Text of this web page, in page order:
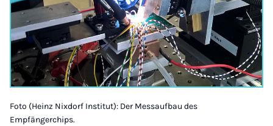
Foto (Heinz Nixdorf Institut): Der Messaufbau des
Empfängerchips.